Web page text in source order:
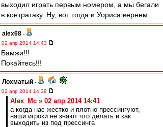
выходил играть первым номером, а мы бегали
в контратаку. Ну, вот тогда и Уориса вернем.
alex68 -
02 апр 2014 14:43
Бамжи!!!
Покайтесь!!!
Лохматый -
02 апр 2014 14:39
Alex_Mc » 02 апр 2014 14:41
а когда нас жестко и плотно прессингуют,
наши игроки не знают что делать и как
выходить из под прессинга